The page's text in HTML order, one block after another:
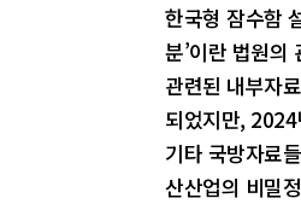
한국형 잠수함
분’이란 법원
관련된 내부자
되었지만, 2024
기타 국방자료
산산업의 비밀